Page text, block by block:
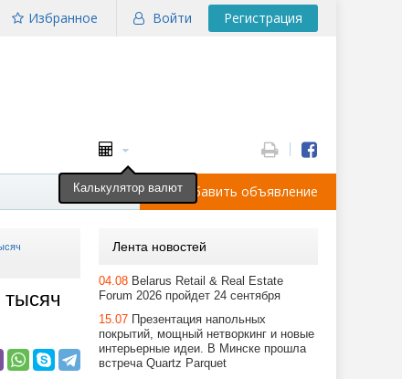
Войти Регистрация
Избранное
Добавить объявление
Лента новостей
04.08 Belarus Retail & Real Estate
Forum 2026 пройдет 24 сентября
15.07 Презентация напольных
покрытий, мощный нетворкинг и новые
интерьерные идеи. В Минске прошла
встреча Quartz Parquet
Калькулятор валют